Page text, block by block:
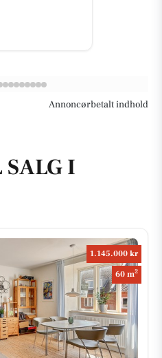
Annoncørbetalt indhold
I
1.145.000 kr
60 m2